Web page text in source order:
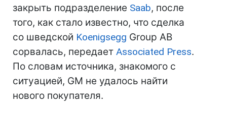
закрыть подразделение Saab, после
того, как стало известно, что сделка
со шведской Koenigsegg Group AB
сорвалась, передает Associated Press.
По словам источника, знакомого с
ситуацией, GM не удалось найти
нового покупателя.